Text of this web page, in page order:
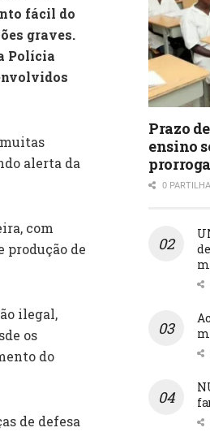
fácil do
graves.
Polícia
alerta da
com
produção de
ilegal,
os
do
de defesa
Prazo
ensino
0